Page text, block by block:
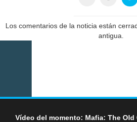
Los comentarios de la noticia están
antigua.
Vídeo del momento: Mafia: The Old